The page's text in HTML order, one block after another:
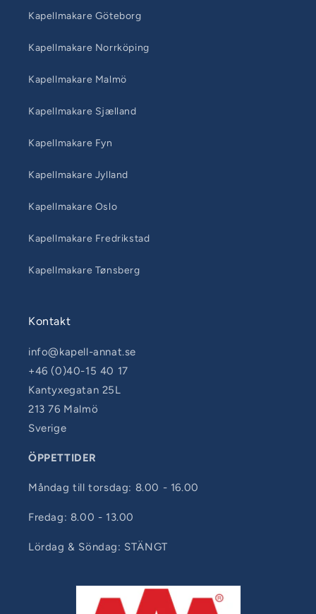
Kapellmakare Göteborg
Kapellmakare Norrköping
Kapellmakare Malmö
Kapellmakare Sjælland
Kapellmakare Fyn
Kapellmakare Jylland
Kapellmakare Oslo
Kapellmakare Fredrikstad
Kapellmakare Tønsberg
Kontakt
info@kapell-annat.se
+46 (0)40-15 40 17
Kantyxegatan 25L
213 76 Malmö
Sverige
ÖPPETTIDER
Måndag till torsdag: 8.00 - 16.00
Fredag: 8.00 - 13.00
Lördag & Söndag: STÄNGT